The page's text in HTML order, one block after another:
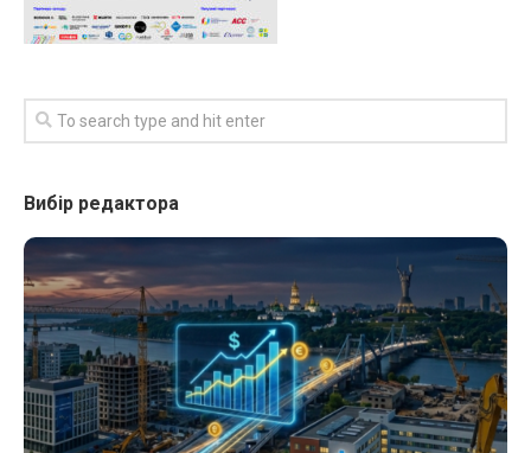
Вибір редактора